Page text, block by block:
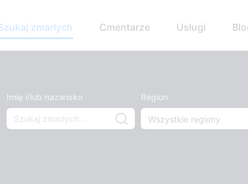
zmarłych Cmentarze Usługi
Imię i/lub nazwisko Region